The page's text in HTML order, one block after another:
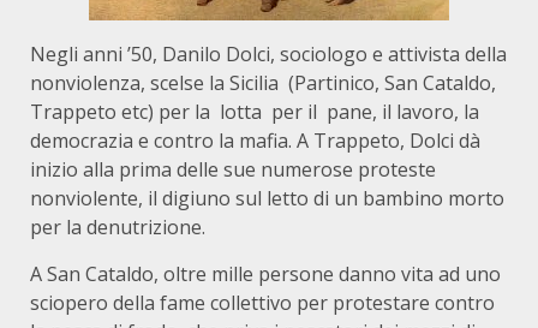
Negli anni ’50, Danilo Dolci, sociologo e attivista della
nonviolenza, scelse la Sicilia (Partinico, San Cataldo,
Trappeto etc) per la lotta per il pane, il lavoro, la
democrazia e contro la mafia. A Trappeto, Dolci dà
inizio alla prima delle sue numerose proteste
nonviolente, il digiuno sul letto di un bambino morto
per la denutrizione.
A San Cataldo, oltre mille persone danno vita ad uno
sciopero della fame collettivo per protestare contro